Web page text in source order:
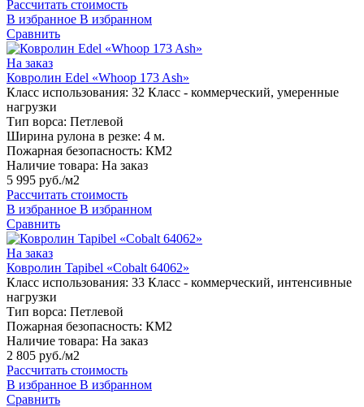
Рассчитать стоимость
В избранное В избранном
Сравнить
На заказ
Ковролин Edel «Whoop 173 Ash»
Класс использования: 32 Класс - коммерческий, умеренные
нагрузки
Тип ворса: Петлевой
Ширина рулона в резке: 4 м.
Пожарная безопасность: КМ2
Наличие товара: На заказ
5 995 руб./м2
Рассчитать стоимость
В избранное В избранном
Сравнить
На заказ
Ковролин Tapibel «Cobalt 64062»
Класс использования: 33 Класс - коммерческий, интенсивные
нагрузки
Тип ворса: Петлевой
Пожарная безопасность: КМ2
Наличие товара: На заказ
2 805 руб./м2
Рассчитать стоимость
В избранное В избранном
Сравнить